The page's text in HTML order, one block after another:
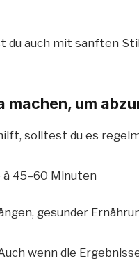
du auch mit sanften
machen, um
solltest du es
45–60 Minuten
gesunder
wenn die